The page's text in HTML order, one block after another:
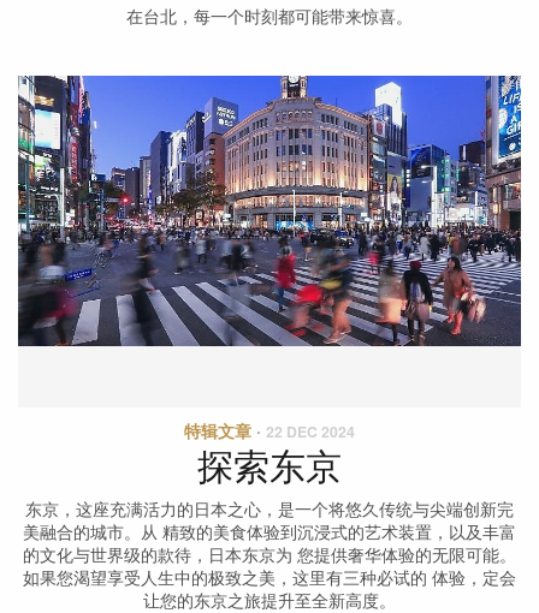
在台北，每一个时刻都可能带来惊喜。
特辑文章 · 22 DEC 2024
探索东京
东京，这座充满活⼒的⽇本之⼼，是⼀个将悠久传统与尖端创新完
美融合的城市。从 精致的美⻝体验到沉浸式的艺术装置，以及丰富
的⽂化与世界级的款待，⽇本东京为 您提供奢华体验的⽆限可能。
如果您渴望享受⼈⽣中的极致之美，这⾥有三种必试的 体验，定会
让您的东京之旅提升⾄全新⾼度。